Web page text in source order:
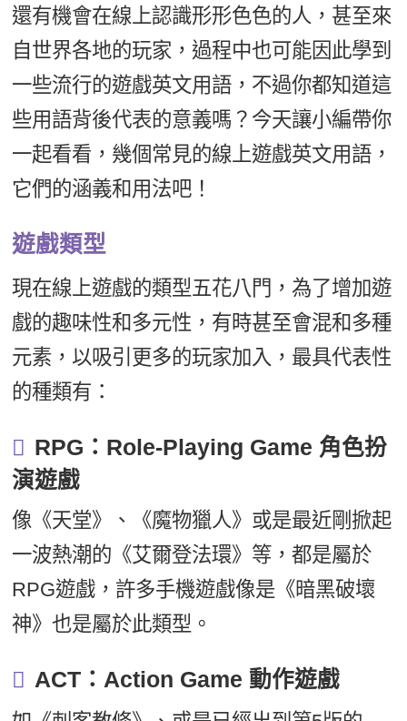
還有機會在線上認識形形色色的人，甚至來
自世界各地的玩家，過程中也可能因此學到
一些流行的遊戲英文用語，不過你都知道這
些用語背後代表的意義嗎？今天讓小編帶你
一起看看，幾個常見的線上遊戲英文用語，
它們的涵義和用法吧！
遊戲類型
現在線上遊戲的類型五花八門，為了增加遊
戲的趣味性和多元性，有時甚至會混和多種
元素，以吸引更多的玩家加入，最具代表性
的種類有：
RPG：Role-Playing Game 角色扮
演遊戲
像《天堂》、《魔物獵人》或是最近剛掀起
一波熱潮的《艾爾登法環》等，都是屬於
RPG遊戲，許多手機遊戲像是《暗黑破壞
神》也是屬於此類型。
ACT：Action Game 動作遊戲